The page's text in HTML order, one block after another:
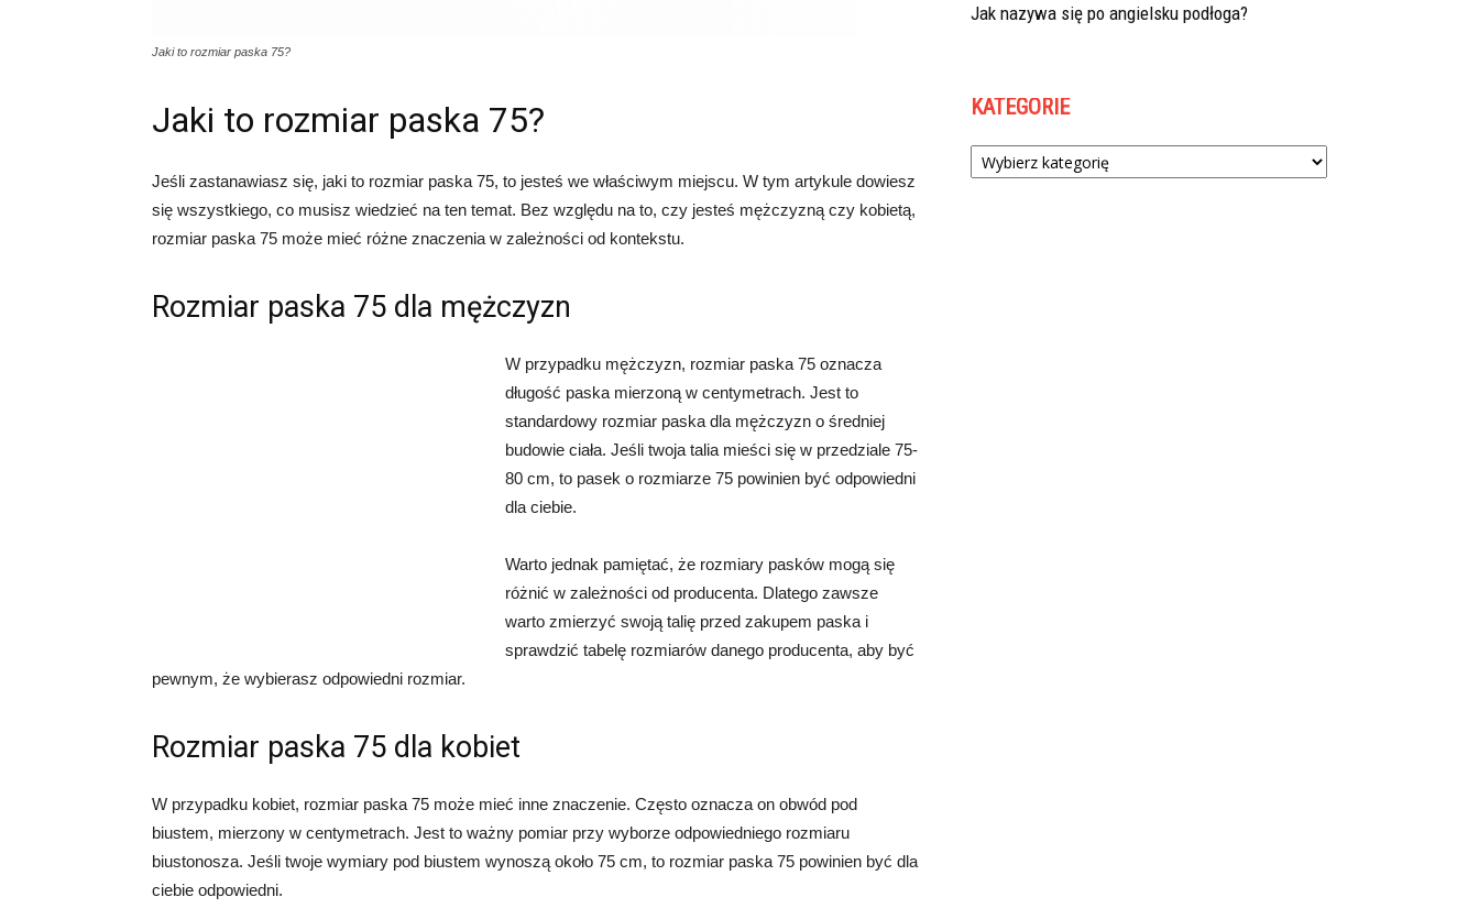
Jaki to rozmiar paska 75?
Jaki to rozmiar paska 75?
Jeśli zastanawiasz się, jaki to rozmiar paska 75, to jesteś we właściwym miejscu. W tym artykule dowiesz
się wszystkiego, co musisz wiedzieć na ten temat. Bez względu na to, czy jesteś mężczyzną czy kobietą,
rozmiar paska 75 może mieć różne znaczenia w zależności od kontekstu.
Rozmiar paska 75 dla mężczyzn
W przypadku mężczyzn, rozmiar paska 75 oznacza
długość paska mierzoną w centymetrach. Jest to
standardowy rozmiar paska dla mężczyzn o średniej
budowie ciała. Jeśli twoja talia mieści się w przedziale 75-
80 cm, to pasek o rozmiarze 75 powinien być odpowiedni
dla ciebie.
Warto jednak pamiętać, że rozmiary pasków mogą się
różnić w zależności od producenta. Dlatego zawsze
warto zmierzyć swoją talię przed zakupem paska i
sprawdzić tabelę rozmiarów danego producenta, aby być
pewnym, że wybierasz odpowiedni rozmiar.
Rozmiar paska 75 dla kobiet
W przypadku kobiet, rozmiar paska 75 może mieć inne znaczenie. Często oznacza on obwód pod
biustem, mierzony w centymetrach. Jest to ważny pomiar przy wyborze odpowiedniego rozmiaru
biustonosza. Jeśli twoje wymiary pod biustem wynoszą około 75 cm, to rozmiar paska 75 powinien być dla
ciebie odpowiedni.
Jak nazywa się po angielsku podłoga?
KATEGORIE
Kategorie